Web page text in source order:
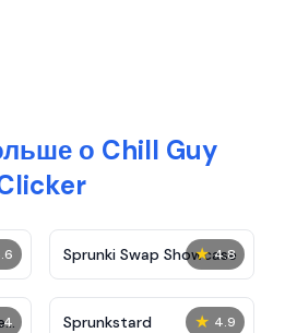
о Chill Guy
★ 4.8
Sprunki Swap Showcase
★ 4.9
Sprunkstard